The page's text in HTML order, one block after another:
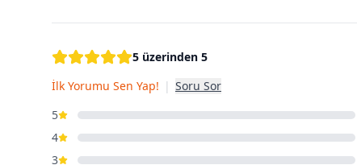
5 üzerinden 5
İlk Yorumu Sen Yap! | Soru Sor
5
4
3